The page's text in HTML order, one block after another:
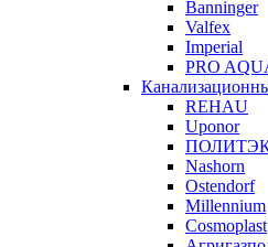
Banninger
Valfex
Imperial
PRO
REHAU
Uponor
Nashorn
Ostendorf
Millennium
Cosmoplast